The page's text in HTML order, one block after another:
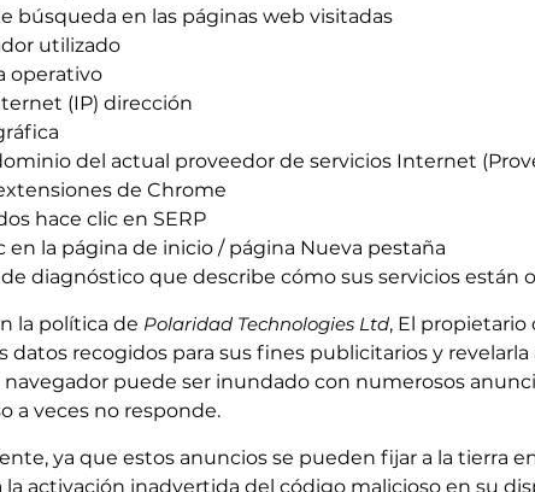
búsqueda en las páginas web visitadas
utilizado
operativo
(IP) dirección
del actual proveedor de servicios Internet
de Chrome
hace clic en SERP
en la página de inicio / página Nueva pestaña
diagnóstico que describe cómo sus servicios están
la política de Polaridad Technologies Ltd, El
datos recogidos para sus fines publicitarios y
navegador puede ser inundado con numerosos
a veces no responde.
ya que estos anuncios se pueden fijar a la tierra
la activación inadvertida del código malicioso en su